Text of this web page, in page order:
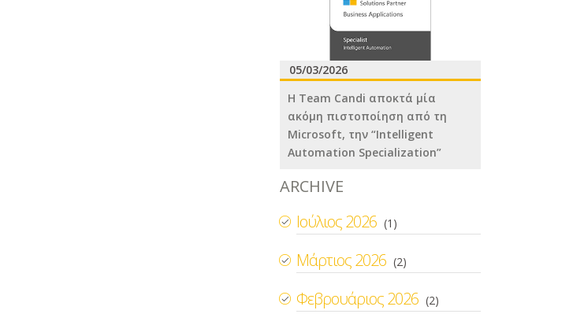
05/03/2026
H Team Candi αποκτά μία
ακόμη πιστοποίηση από τη
Microsoft, την “Intelligent
Automation Specialization”
ARCHIVE
Ιούλιος 2026 (1)
Μάρτιος 2026 (2)
Φεβρουάριος 2026 (2)